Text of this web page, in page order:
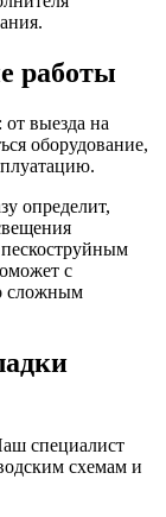
работы
выезда на
оборудование,
определит,
с
сложным
специалист
схемам и